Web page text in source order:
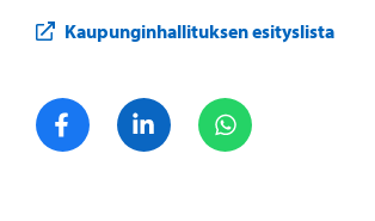
Kaupunginhallituksen esityslista
Jaa FacebookJaa LinkedIn